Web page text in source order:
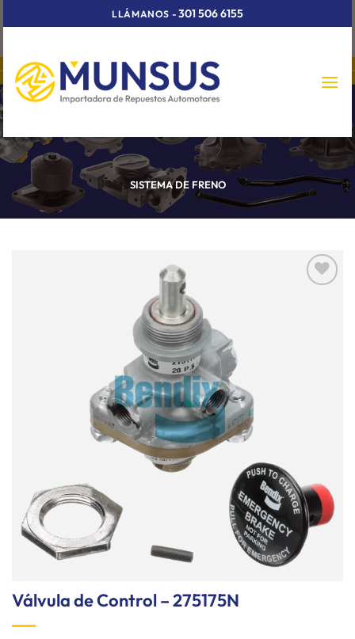
to
LLÁMANOS - 301 506 6155
SISTEMA DE FRENO
Válvula de Control – 275175N